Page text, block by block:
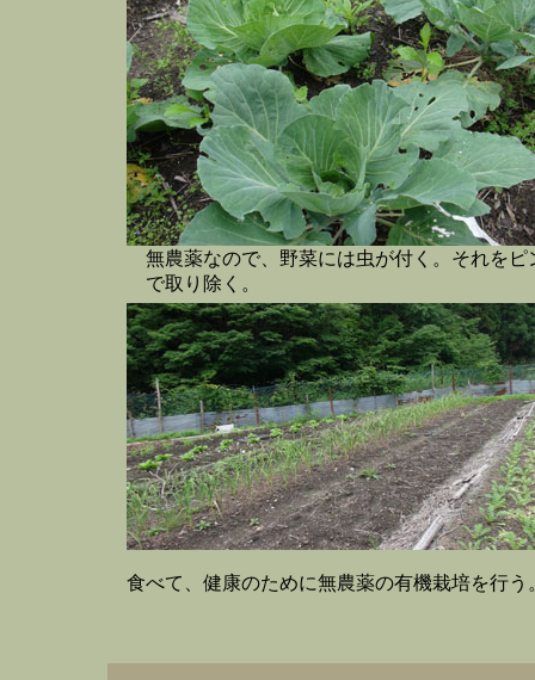
無農薬なので、野菜には虫が付く。それをピ
で取り除く。
食べて、健康のために無農薬の有機栽培を行う